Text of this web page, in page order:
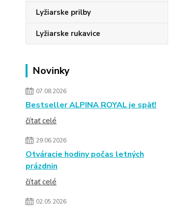
Lyžiarske prilby
Lyžiarske rukavice
Novinky
07.08.2026
Bestseller ALPINA ROYAL je späť!
čítať celé
29.06.2026
Otváracie hodiny počas letných
prázdnin
čítať celé
02.05.2026